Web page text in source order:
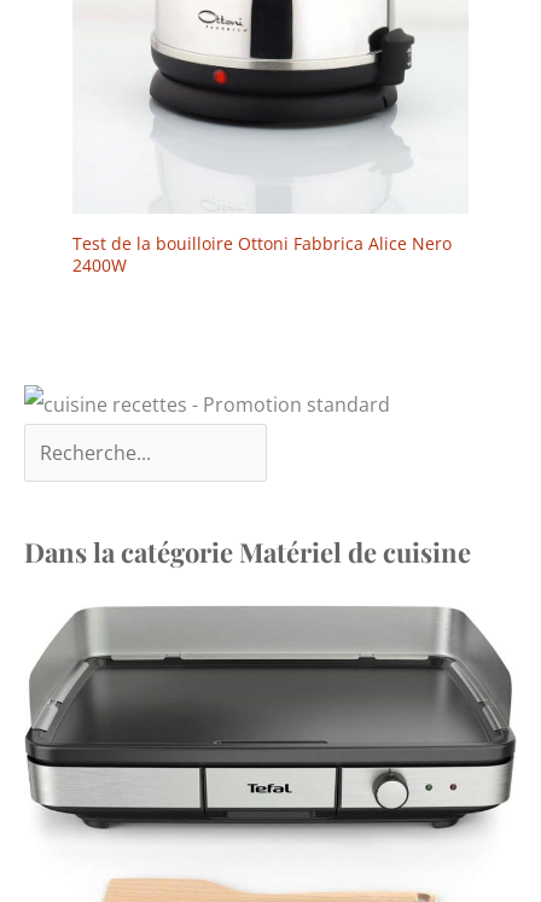
Test de la bouilloire Ottoni Fabbrica Alice Nero
2400W
Dans la catégorie Matériel de cuisine